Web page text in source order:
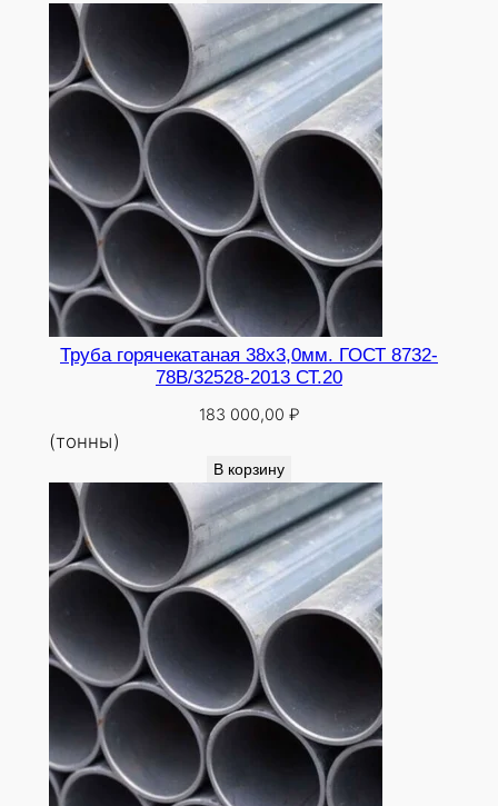
Труба горячекатаная 38х3,0мм. ГОСТ 8732-
78В/32528-2013 СТ.20
183 000,00 ₽
(тонны)
В корзину